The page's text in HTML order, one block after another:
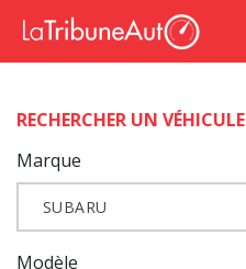
RECHERCHER UN VÉHICULE
Marque
SUBARU
Modèle